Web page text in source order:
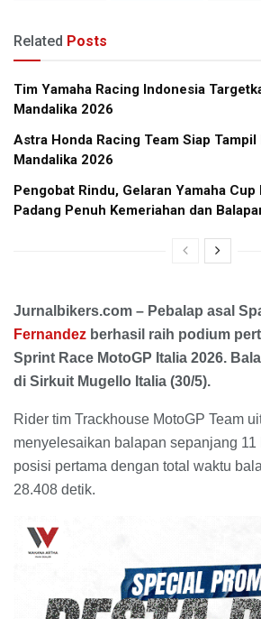
Related Posts
Tim Yamaha Racing Indonesia
Mandalika 2026
Astra Honda Racing Team Siap Tampil
Mandalika 2026
Pengobat Rindu, Gelaran Yamaha
Padang Penuh Kemeriahan dan
Jurnalbikers.com – Pebalap asal
Fernandez berhasil raih podium
Sprint Race MotoGP Italia 2026.
di Sirkuit Mugello Italia (30/5).
Rider tim Trackhouse MotoGP Team
menyelesaikan balapan sepanjang 11
posisi pertama dengan total waktu
28.408 detik.